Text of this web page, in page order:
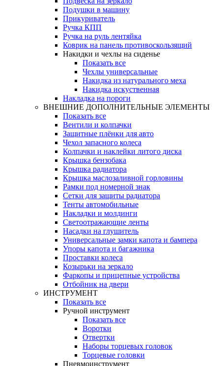
Подушки в машину
Прикуриватель
Ручка КПП
Ручка на руль лентяйка
Коврик на панель противоскользящий
Накидки и чехлы на сиденье
Показать все
Чехлы универсальные
Накидка из натурального меха
Накидка искуственная
Накладка на пороги
ВНЕШНИЕ ДОПОЛНИТЕЛЬНЫЕ ЭЛЕМЕНТЫ
Показать все
Вентили и колпачки
Защитные плёнки для авто
Чехол запасного колеса
Колпачки и наклейки литого диска
Крышка бензобака
Крышка радиатора
Крышка маслозаливной горловины
Рамки под номерной знак
Сетки для защиты радиатора
Тенты автомобильные
Накладки и молдинги
Светоотражающие ленты
Насадки на глушитель
Универсальные замки капота и бампера
Упоры капота и багажника
Проставки колеса
Козырьки на зеркало
Фаркопы и прицепные устройства
Отбойник на двери
ИНСТРУМЕНТ
Показать все
Ручной инструмент
Показать все
Воротки
Отвертки
Наборы торцевых головок
Торцевые головки
Пневмоинструмент